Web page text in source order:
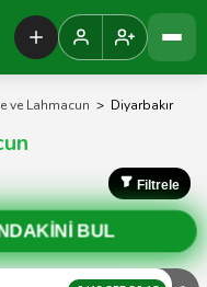
ve Lahmacun > Diyarbakır
Filtrele
BUL